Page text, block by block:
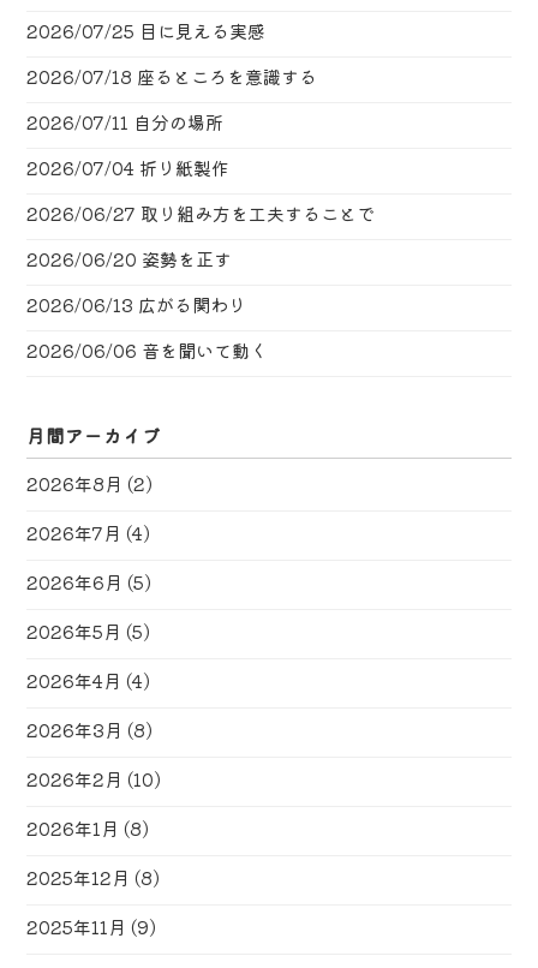
2026/07/25 目に見える実感
2026/07/18 座るところを意識する
2026/07/11 自分の場所
2026/07/04 折り紙製作
2026/06/27 取り組み方を工夫することで
2026/06/20 姿勢を正す
2026/06/13 広がる関わり
2026/06/06 音を聞いて動く
月間アーカイブ
2026年8月 (2)
2026年7月 (4)
2026年6月 (5)
2026年5月 (5)
2026年4月 (4)
2026年3月 (8)
2026年2月 (10)
2026年1月 (8)
2025年12月 (8)
2025年11月 (9)